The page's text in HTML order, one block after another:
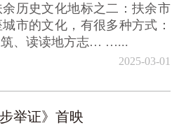
历史文化地标之二：扶余市
市的文化，有很多种方式：
筑、读读地方志… …...
2025-03-01
举证》首映